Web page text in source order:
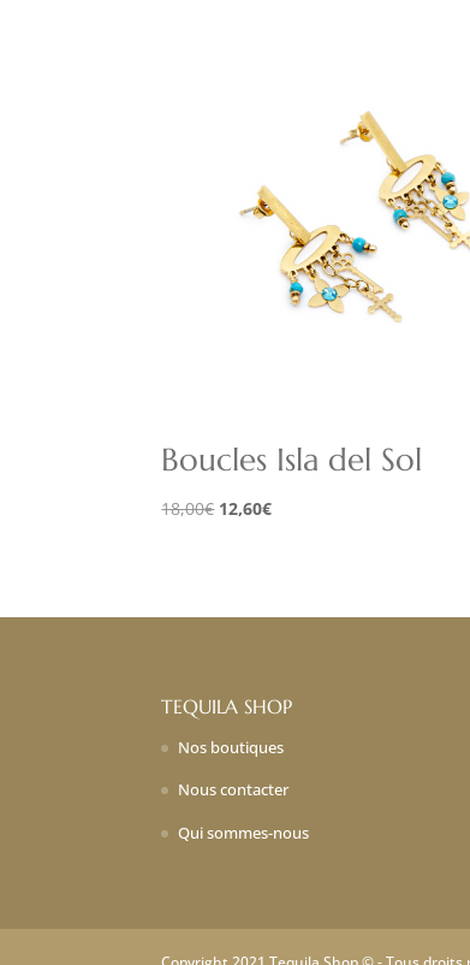
Boucles Isla del Sol
18,00€ Le
18,00€.
12,60€Le
12,60€.
TEQUILA SHOP
Nos boutiques
Nous contacter
Qui sommes-nous